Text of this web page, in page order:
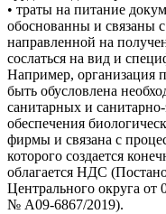
• траты на питание
обоснованны и связаны
направленной на
сослаться на вид и
Например, организация
быть обусловлена
санитарных и
обеспечения
фирмы и связана с
которого создается
облагается НДС
Центрального округа
№ А09-6867/2019).